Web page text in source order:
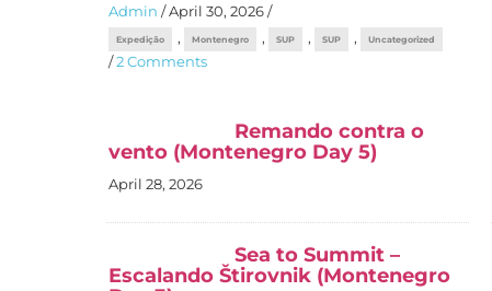
Admin /April 30, 2026/
Expedição , Montenegro , SUP , SUP , Uncategorized
/2 Comments
Remando contra o
vento (Montenegro Day 5)
April 28, 2026
Sea to Summit –
Escalando Štirovnik (Montenegro